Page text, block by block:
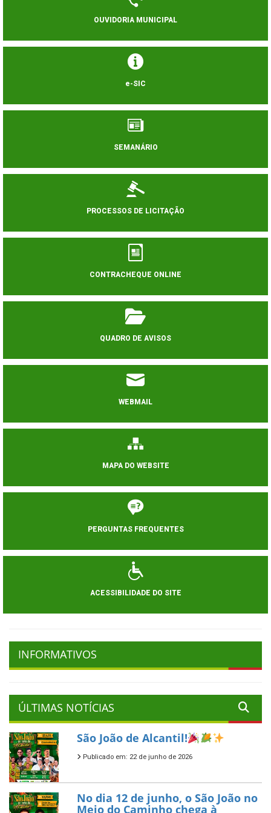
OUVIDORIA MUNICIPAL
e-SIC
SEMANÁRIO
PROCESSOS DE LICITAÇÃO
CONTRACHEQUE ONLINE
QUADRO DE AVISOS
WEBMAIL
MAPA DO WEBSITE
PERGUNTAS FREQUENTES
ACESSIBILIDADE DO SITE
INFORMATIVOS
ÚLTIMAS NOTÍCIAS
São João de Alcantil!
Publicado em: 22 de junho de 2026
No dia 12 de junho, o São João no
Meio do Caminho chega à